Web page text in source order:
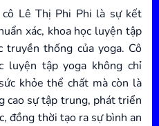
cô Lê Thị Phi Phi là sự kết
xác, khoa học luyện tập
thống của yoga. Cô
luyện tập yoga không chỉ
khỏe thể chất mà còn là
cao sự tập trung, phát triển
đồng thời tạo ra sự bình an